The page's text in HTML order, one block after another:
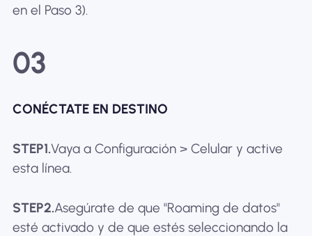
en el Paso 3).
03
CONÉCTATE EN DESTINO
STEP1.Vaya a Configuración > Celular y active
esta línea.
STEP2.Asegúrate de que "Roaming de datos"
esté activado y de que estés seleccionando la